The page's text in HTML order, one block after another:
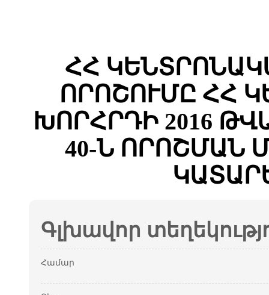
ՀՀ
ՈՐՈՇՈՒՄԸ ՀՀ
ԽՈՐՀՐԴԻ 2016
40-Ն ՈՐՈՇՄԱՆ
Գլխավոր
Համար